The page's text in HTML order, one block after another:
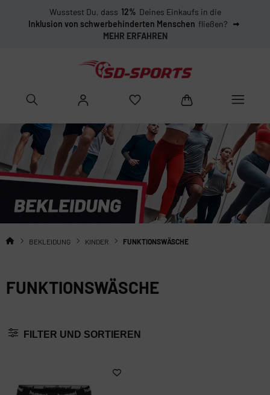
Wusstest Du, dass 12% Deines Einkaufs in die
Inklusion von schwerbehinderten Menschen fließen?
MEHR ERFAHREN
BEKLEIDUNG KINDER FUNKTIONSWÄSCHE
FUNKTIONSWÄSCHE
FILTER UND SORTIEREN